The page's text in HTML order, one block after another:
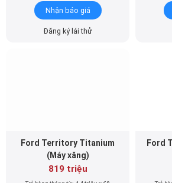
Nhận báo giá
Đăng ký lái thử
Ford Territory Titanium
(Máy xăng)
819 triệu
Ford